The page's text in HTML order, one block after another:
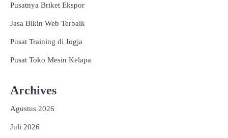
Pusatnya Briket Ekspor
Jasa Bikin Web Terbaik
Pusat Training di Jogja
Pusat Toko Mesin Kelapa
Archives
Agustus 2026
Juli 2026